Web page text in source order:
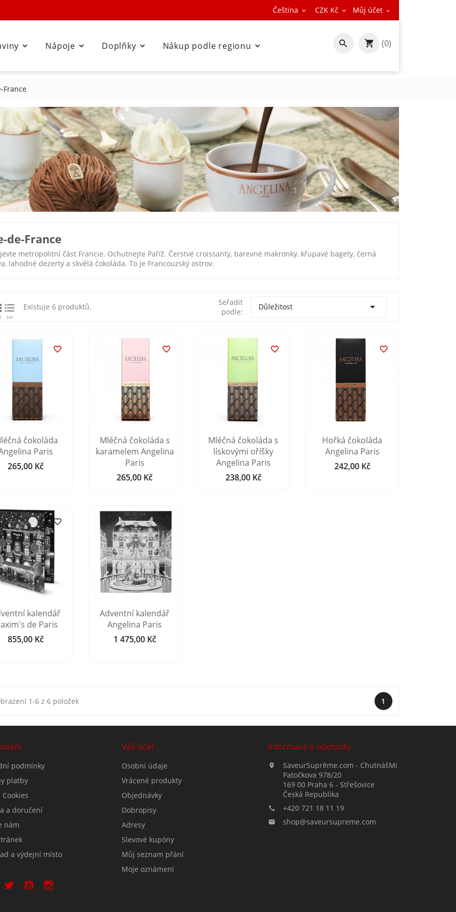
Čeština  CZK Kč  Můj účet 
 
Nápoje 
Doplňky 
Nákup podle regionu  (0)
France
de-France
metropolitní část Francie. Ochutnejte Paříž. Čerstvé croissanty, barevné makronky, křupavé bagety, černá
lahodné dezerty a skvělá čokoláda. To je Francouzský ostrov.

List
Existuje 6 produktů.
Seřadit
podle:
Důležitost 

čokoláda
Paris
Cena
265,00 Kč

Mléčná čokoláda s
karamelem Angelina
Paris
Cena
265,00 Kč

Mléčná čokoláda s
lískovými oříšky
Angelina Paris
Cena
238,00 Kč

Hořká čokoláda
Angelina Paris
Cena
242,00 Kč

kalendář
de Paris
Cena
855,00 Kč

Adventní kalendář
Angelina Paris
Cena
1 475,00 Kč
1-6 z 6 položek 1
podmínky
platby
Cookies
a doručení
nám
a výdejní místo
Váš účet
Osobní údaje
Vrácené produkty
Objednávky
Dobropisy
Adresy
Slevové kupóny
Můj seznam přání
Moje oznámení
Informace o obchodu

SaveurSuprême.com - ChutnášMi
Patočkova 978/20
169 00 Praha 6 - Střešovice
Česká Republika
 +420 721 18 11 19
 shop@saveursupreme.com